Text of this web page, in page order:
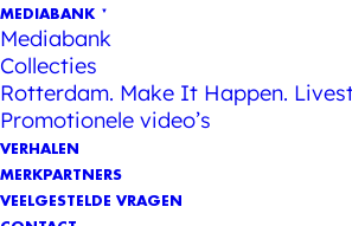
MEDIABANK
Mediabank
Collecties
Rotterdam. Make It Happen.
Promotionele video’s
VERHALEN
MERKPARTNERS
VEELGESTELDE VRAGEN